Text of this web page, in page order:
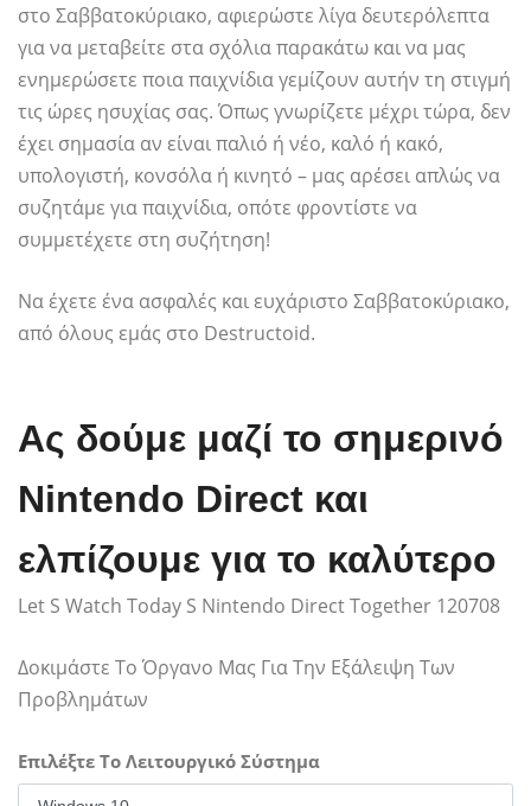
στο Σαββατοκύριακο, αφιερώστε λίγα δευτερόλεπτα
για να μεταβείτε στα σχόλια παρακάτω και να μας
ενημερώσετε ποια παιχνίδια γεμίζουν αυτήν τη στιγμή
τις ώρες ησυχίας σας. Όπως γνωρίζετε μέχρι τώρα, δεν
έχει σημασία αν είναι παλιό ή νέο, καλό ή κακό,
υπολογιστή, κονσόλα ή κινητό – μας αρέσει απλώς να
συζητάμε για παιχνίδια, οπότε φροντίστε να
συμμετέχετε στη συζήτηση!
Να έχετε ένα ασφαλές και ευχάριστο Σαββατοκύριακο,
από όλους εμάς στο Destructoid.
Ας δούμε μαζί το σημερινό
Nintendo Direct και
ελπίζουμε για το καλύτερο
Let S Watch Today S Nintendo Direct Together 120708
Δοκιμάστε Το Όργανο Μας Για Την Εξάλειψη Των
Προβλημάτων
Επιλέξτε Το Λειτουργικό Σύστημα